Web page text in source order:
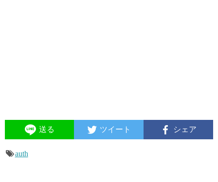
送る ツイート シェア
auth